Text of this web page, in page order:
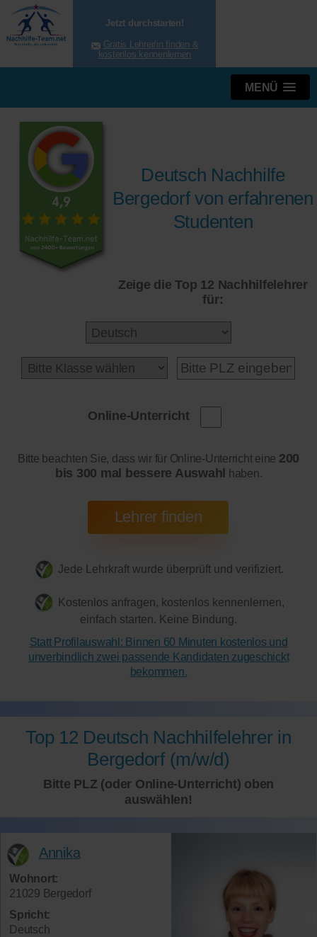
Jetzt durchstarten!
Gratis Lehrer/in finden &
kostenlos kennenlernen
MENÜ
Deutsch Nachhilfe
Bergedorf von erfahrenen
Studenten
Zeige die Top 12 Nachhilfelehrer
für:
Online-Unterricht
Bitte beachten Sie, dass wir für Online-Unterricht eine 200
bis 300 mal bessere Auswahl haben.
Jede Lehrkraft wurde überprüft und verifiziert.
Kostenlos anfragen, kostenlos kennenlernen,
einfach starten. Keine Bindung.
Statt Profilauswahl: Binnen 60 Minuten kostenlos und
unverbindlich zwei passende Kandidaten zugeschickt
bekommen.
Top 12 Deutsch Nachhilfelehrer in
Bergedorf (m/w/d)
Bitte PLZ (oder Online-Unterricht) oben
auswählen!
Annika
Wohnort:
21029 Bergedorf
Spricht:
Deutsch